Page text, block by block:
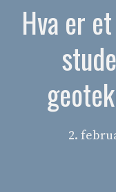
Hva er
2.